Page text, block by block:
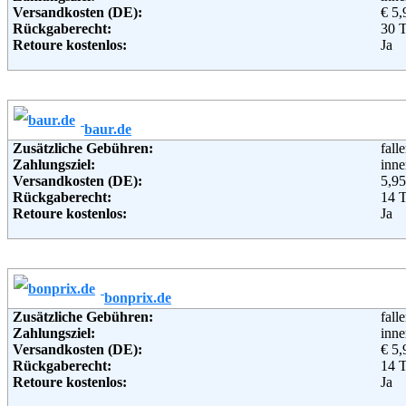
Versandkosten (DE):
€
Rückgaberecht:
30
Retoure kostenlos:
Ja
Weitere Zahlungsmethoden:
Telefon:
Fax:
+49
Email:
baur.de
Zusätzliche Gebühren:
Zahlungsziel:
Versandkosten (DE):
Rückgaberecht:
14
Retoure kostenlos:
Ja
Weitere Zahlungsmethoden:
Telefon:
+49
Fax:
+49
Email:
bonprix.de
Zusätzliche Gebühren:
Zahlungsziel:
Versandkosten (DE):
€
Rückgaberecht:
14
Retoure kostenlos:
Ja